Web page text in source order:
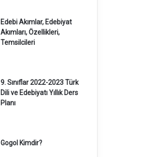
Edebi Akımlar, Edebiyat
Akımları, Özellikleri,
Temsilcileri
9. Sınıflar 2022-2023 Türk
Dili ve Edebiyatı Yıllık Ders
Planı
Gogol Kimdir?